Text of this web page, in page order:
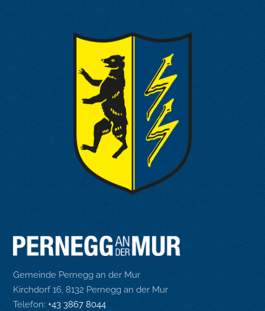
Gemeinde Pernegg an der Mur
Kirchdorf 16, 8132 Pernegg an der Mur
Telefon:+43 3867 8044